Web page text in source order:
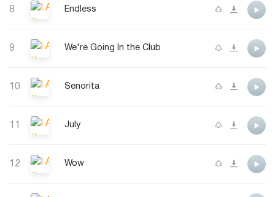
8 Endless
9 We're Going In the Club
10 Senorita
11 July
12 Wow